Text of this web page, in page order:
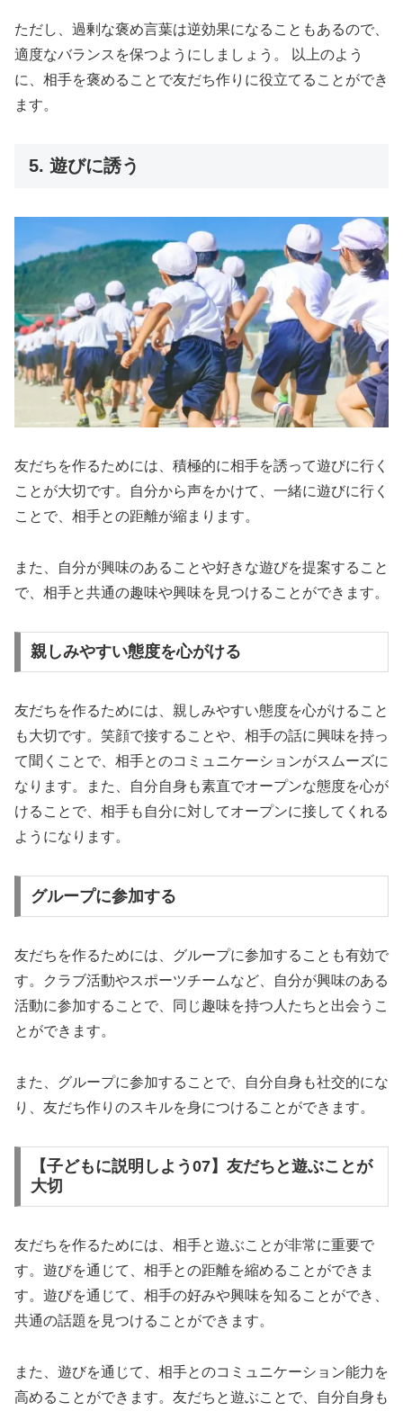
ただし、過剰な褒め言葉は逆効果になることもあるので、
適度なバランスを保つようにしましょう。 以上のよう
に、相手を褒めることで友だち作りに役立てることができ
ます。
5. 遊びに誘う
友だちを作るためには、積極的に相手を誘って遊びに行く
ことが大切です。自分から声をかけて、一緒に遊びに行く
ことで、相手との距離が縮まります。
また、自分が興味のあることや好きな遊びを提案すること
で、相手と共通の趣味や興味を見つけることができます。
親しみやすい態度を心がける
友だちを作るためには、親しみやすい態度を心がけること
も大切です。笑顔で接することや、相手の話に興味を持っ
て聞くことで、相手とのコミュニケーションがスムーズに
なります。また、自分自身も素直でオープンな態度を心が
けることで、相手も自分に対してオープンに接してくれる
ようになります。
グループに参加する
友だちを作るためには、グループに参加することも有効で
す。クラブ活動やスポーツチームなど、自分が興味のある
活動に参加することで、同じ趣味を持つ人たちと出会うこ
とができます。
また、グループに参加することで、自分自身も社交的にな
り、友だち作りのスキルを身につけることができます。
【子どもに説明しよう07】友だちと遊ぶことが
大切
友だちを作るためには、相手と遊ぶことが非常に重要で
す。遊びを通じて、相手との距離を縮めることができま
す。遊びを通じて、相手の好みや興味を知ることができ、
共通の話題を見つけることができます。
また、遊びを通じて、相手とのコミュニケーション能力を
高めることができます。友だちと遊ぶことで、自分自身も